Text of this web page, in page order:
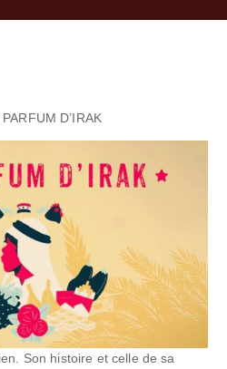
PARFUM D’IRAK
Son histoire et celle de sa